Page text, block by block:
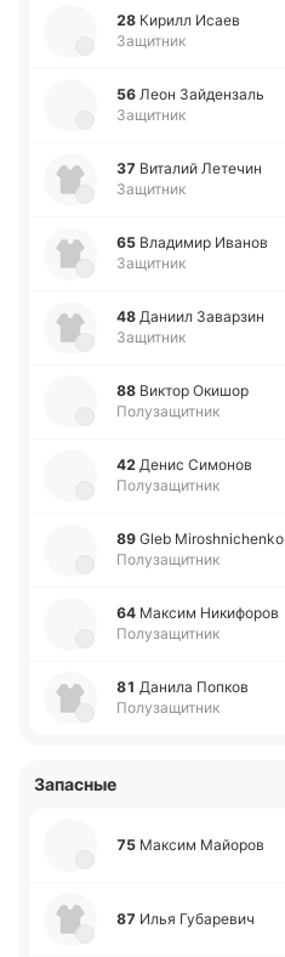
28 Кирилл Исаев
Защитник
56 Леон Зай­де­нзаль
Защитник
37 Ви­та­лий Ле­те­чин
Защитник
65 Вла­ди­мир Иванов
Защитник
48 Даниил За­ва­рзин
Защитник
88 Виктор Окишор
Полузащитник
42 Денис Си­мо­нов
Полузащитник
89 Gleb Miroshnichenko
Полузащитник
64 Максим Ни­ки­фо­ров
Полузащитник
81 Данила Попков
Полузащитник
Запасные
75 Максим Майо­ров
87 Илья Гу­ба­ре­вич